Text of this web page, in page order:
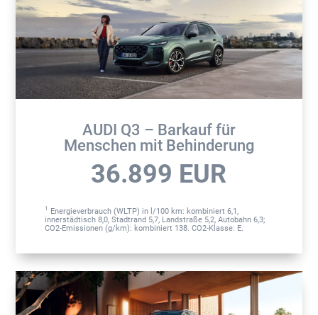
AUDI Q3 – Barkauf für
Menschen mit Behinderung
36.899 EUR
1 Energieverbrauch (WLTP) in l/100 km: kombiniert 6,1,
innerstädtisch 8,0, Stadtrand 5,7, Landstraße 5,2, Autobahn 6,3;
CO2-Emissionen (g/km): kombiniert 138. CO2-Klasse: E.